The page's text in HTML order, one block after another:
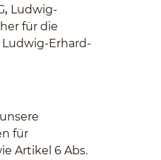
, Ludwig-
für die
Ludwig-Erhard-
für
Artikel 6 Abs.